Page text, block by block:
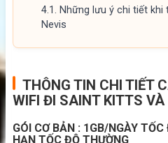
4.1. Những lưu ý chi tiết
Nevis
THÔNG TIN CHI TIẾT
WIFI ĐI SAINT KITTS VÀ
GÓI CƠ BẢN : 1GB/NGÀY
HẠN TỐC ĐỘ THƯỜNG